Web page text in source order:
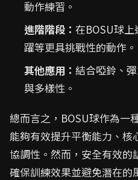
動作練習。
進階階段： 在BOSU球
躍等更具挑戰性的動作。
其他應用： 結合啞鈴、
與多樣性。
總而言之，BOSU球作為一
能夠有效提升平衡能力、
協調性。然而，安全有效
確保訓練效果並避免潛在的